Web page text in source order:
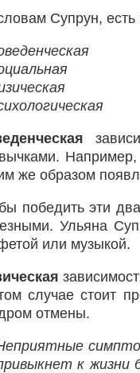
Супрун, есть
же образом
победить эти
Ульяна
или музыкой.
случае стоит
отмены.
к жизни